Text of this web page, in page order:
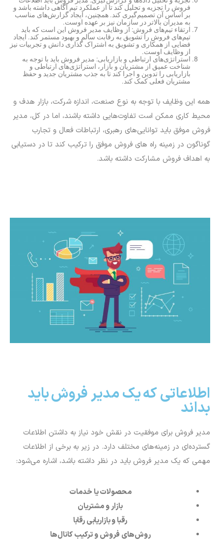
فروش را تجزیه و تحلیل کند تا از عملکرد تیم آگاهی داشته باشد و
بر اساس آن تصمیم‌گیری کند. همچنین، ایجاد گزارش‌های مناسب
به مدیران بالاتر در سازمان نیز بر عهده اوست.
ارتقاء تیم‌های فروش: از وظایف مدیر فروش این است که باید
تیم‌های فروش را تشویق به رقابت سالم و بهبود مستمر کند. ایجاد
فضایی از همکاری و تشویق به اشتراک گذاری دانش و تجربیات نیز
از وظایف اوست.
استراتژی‌های ارتباطی و بازاریابی: مدیر فروش باید با توجه به
شناخت عمیق از مشتریان و بازار، استراتژی‌های ارتباطی و
بازاریابی را تدوین و اجرا کند تا به جذب مشتریان جدید و حفظ
مشتریان فعلی کمک کند.
همه این وظایف با توجه به نوع صنعت، اندازه شرکت، بازار هدف و
محیط کاری ممکن است تفاوت‌هایی داشته باشند، اما در کل، مدیر
فروش موفق باید توانایی‌های رهبری، ارتباطات فعال و تجارب
گوناگون در زمینه راه های فروش موفق را ترکیب کند تا در دستیابی
به اهداف فروش مشارکت داشته باشد.
اطلاعاتی که یک مدیر فروش باید
بداند
مدیر فروش برای موفقیت در نقش خود نیاز به داشتن اطلاعات
گسترده‌ای در زمینه‌های مختلف دارد. در زیر به برخی از اطلاعات
مهمی که یک مدیر فروش باید در نظر داشته باشد، اشاره می‌شود:
محصولات یا خدمات
بازار و مشتریان
رقبا و بازاریابی رقابا
روش‌های فروش و ترکیب کانال‌ها